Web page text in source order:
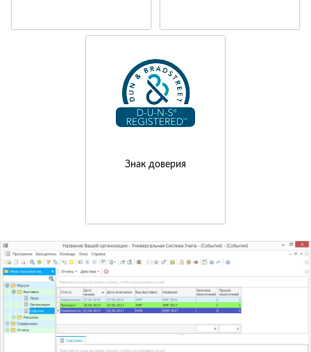
Знак доверия